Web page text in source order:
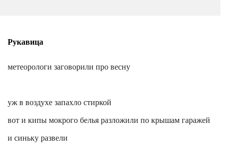
Рукавица
метеорологи заговорили про весну
уж в воздухе запахло стиркой
вот и кипы мокрого белья разложили по крышам гаражей
и синьку развели